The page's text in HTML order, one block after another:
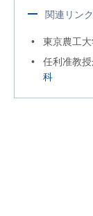
関連リン
東京農工
任利准教
科